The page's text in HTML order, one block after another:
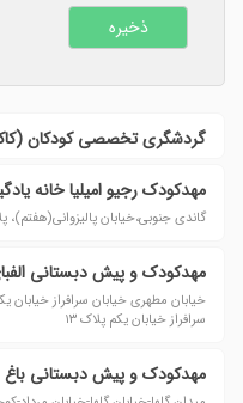
گردشگری تخصصی کودکان
مهدکودک رجیو امیلیا خانه
گاندی جنوبی،خیابان پالیزوانی(هفتم)، پلاک ۳( درب
مهدکودک و پیش‌ دبستانی
سرافراز خیابان یکم پلاک ۱۳
مهدکودک و پیش دبستانی باغ